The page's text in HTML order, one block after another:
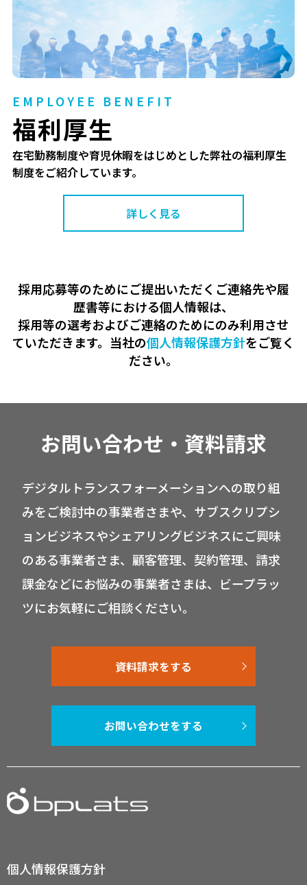
EMPLOYEE BENEFIT
福利厚生
在宅勤務制度や育児休暇をはじめとした弊社の福利厚生
制度をご紹介しています。
詳しく見る
採用応募等のためにご提出いただくご連絡先や履
歴書等における個人情報は、
採用等の選考およびご連絡のためにのみ利用させ
ていただきます。当社の個人情報保護方針をご覧く
ださい。
お問い合わせ・資料請求
デジタルトランスフォーメーションへの取り組
みをご検討中の事業者さまや、サブスクリプシ
ョンビジネスやシェアリングビジネスにご興味
のある事業者さま、顧客管理、契約管理、請求
課金などにお悩みの事業者さまは、ビープラッ
ツにお気軽にご相談ください。
資料請求をする
お問い合わせをする
個人情報保護方針